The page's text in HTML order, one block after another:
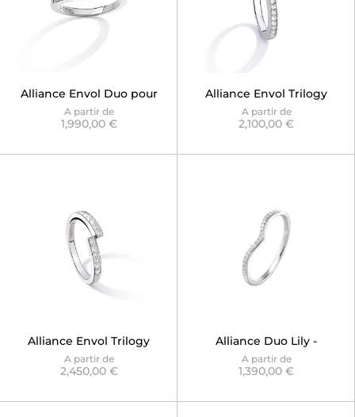
Alliance Envol Duo pour
Solitaire
A partir de
1,990,00 €
Alliance Envol Trilogy
Duo Demi
A partir de
2,100,00 €
Alliance Envol Trilogy
Duo
A partir de
2,450,00 €
Alliance Duo Lily -
Versailles
A partir de
1,390,00 €